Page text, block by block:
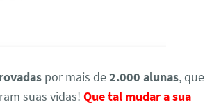
por mais de2.000 alunas, que
suas vidas!Que tal mudar a sua